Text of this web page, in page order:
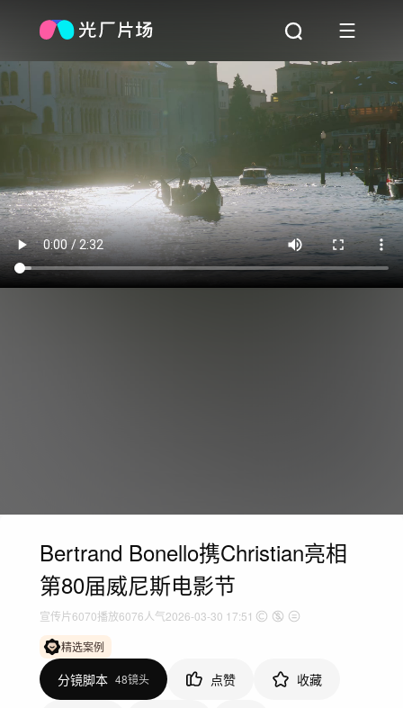
Bertrand Bonello携Christian亮相
第80届威尼斯电影节
宣传片6070播放6076人气2026-03-30 17:51
精选案例
分镜脚本 48镜头 点赞 收藏